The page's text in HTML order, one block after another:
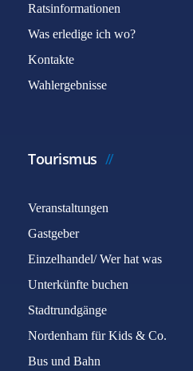
Ratsinformationen
Was erledige ich wo?
Kontakte
Wahlergebnisse
Tourismus
Veranstaltungen
Gastgeber
Einzelhandel/ Wer hat was
Unterkünfte buchen
Stadtrundgänge
Nordenham für Kids & Co.
Bus und Bahn